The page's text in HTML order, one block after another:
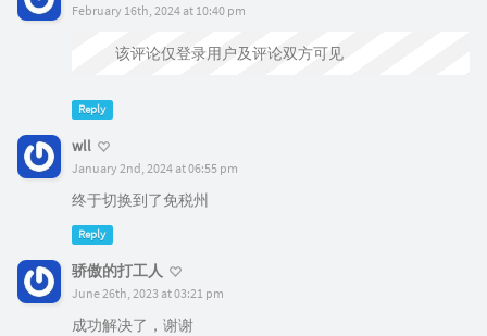
February 16th, 2024 at 10:40 pm
该评论仅登录用户及评论双方可见
Reply
wll
January 2nd, 2024 at 06:55 pm
终于切换到了免税州
Reply
骄傲的打工人
June 26th, 2023 at 03:21 pm
成功解决了，谢谢